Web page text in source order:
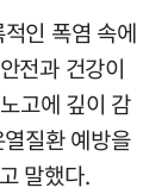
인 폭염 속에
전과 건강이
고에 깊이 감
질환 예방을
말했다.